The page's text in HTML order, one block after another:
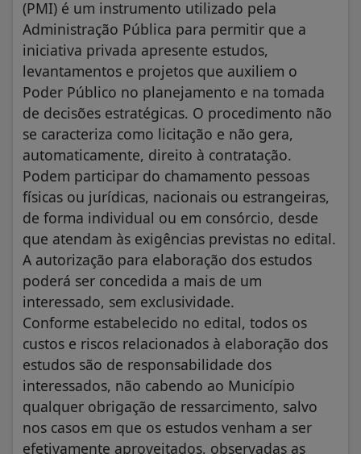
(PMI) é um instrumento utilizado pela
Administração Pública para permitir que a
iniciativa privada apresente estudos,
levantamentos e projetos que auxiliem o
Poder Público no planejamento e na tomada
de decisões estratégicas. O procedimento não
se caracteriza como licitação e não gera,
automaticamente, direito à contratação.
Podem participar do chamamento pessoas
físicas ou jurídicas, nacionais ou estrangeiras,
de forma individual ou em consórcio, desde
que atendam às exigências previstas no edital.
A autorização para elaboração dos estudos
poderá ser concedida a mais de um
interessado, sem exclusividade.
Conforme estabelecido no edital, todos os
custos e riscos relacionados à elaboração dos
estudos são de responsabilidade dos
interessados, não cabendo ao Município
qualquer obrigação de ressarcimento, salvo
nos casos em que os estudos venham a ser
efetivamente aproveitados, observadas as